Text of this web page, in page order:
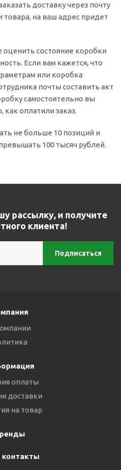
доставку через почту
товара, на ваш адрес придет
состояние коробки
Если вам кажется, что
или коробка
почты составить акт
самостоятельно вы
как оплатили заказ.
не больше 10 позиций и
100 тысяч рублей.
рассылку, и получите
клиента!
оплаты
доставки
на товар